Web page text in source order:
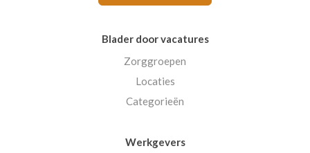
Blader door vacatures
Zorggroepen
Locaties
Categorieën
Werkgevers